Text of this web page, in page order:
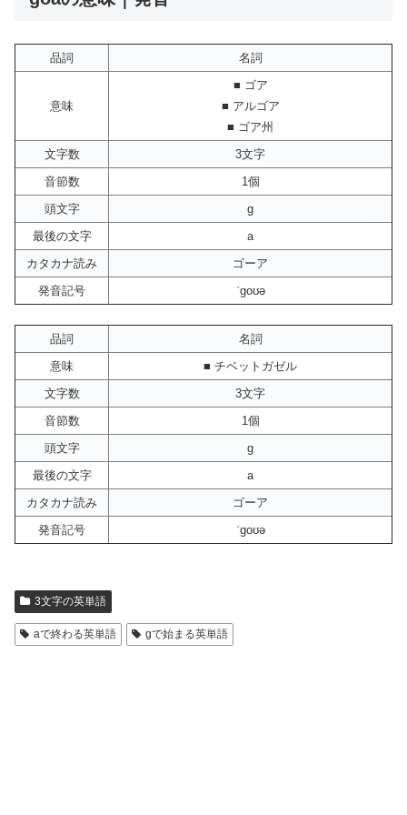
品詞 名詞
意味
■ ゴア
■ アルゴア
■ ゴア州
文字数
3文字
音節数
1個
頭文字
g
最後の文字
a
カタカナ読み
ゴーア
発音記号
ˈgoʊə
品詞
名詞
意味
■ チベットガゼル
文字数
3文字
音節数
1個
頭文字
g
最後の文字
a
カタカナ読み
ゴーア
発音記号
ˈgoʊə
3文字の英単語
aで終わる英単語 gで始まる英単語